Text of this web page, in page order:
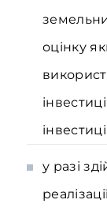
оцінку
у разі